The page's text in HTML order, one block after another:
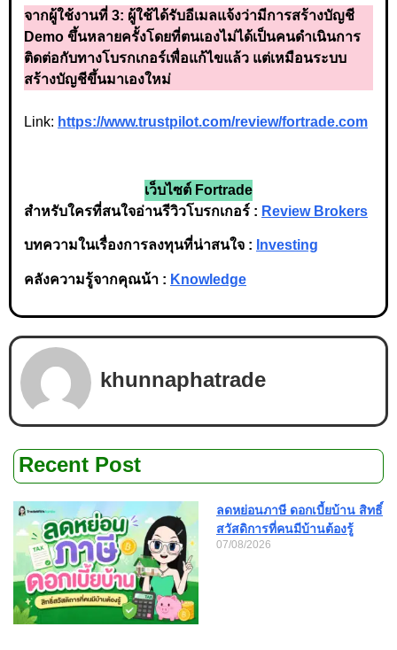
จากผู้ใช้งานที่ 3: ผู้ใช้ได้รับอีเมลแจ้งว่ามีการสร้างบัญชี
Demo ขึ้นหลายครั้งโดยที่ตนเองไม่ได้เป็นคนดำเนินการ
ติดต่อกับทางโบรกเกอร์เพื่อแก้ไขแล้ว แต่เหมือนระบบ
สร้างบัญชีขึ้นมาเองใหม่
Link: https://www.trustpilot.com/review/fortrade.com
เว็บไซต์ Fortrade
สำหรับใครที่สนใจอ่านรีวิวโบรกเกอร์ : Review Brokers
บทความในเรื่องการลงทุนที่น่าสนใจ : Investing
คลังความรู้จากคุณน้า : Knowledge
khunnaphatrade
Recent Post
ลดหย่อนภาษี ดอกเบี้ยบ้าน สิทธิ์
สวัสดิการที่คนมีบ้านต้องรู้
07/08/2026